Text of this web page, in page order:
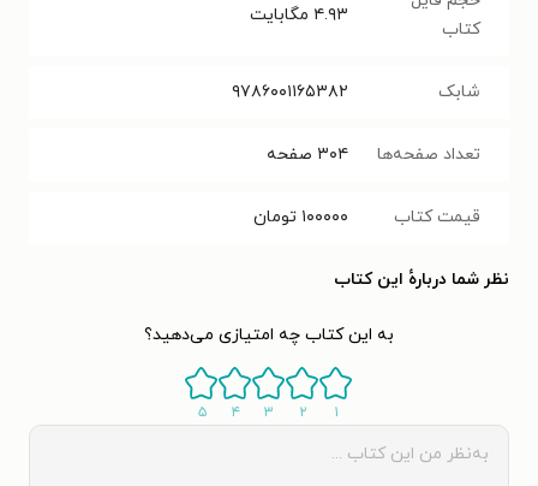
کتاب
۴.۹۳ مگابایت
شابک ۹۷۸۶۰۰۱۱۶۵۳۸۲
تعداد صفحه‌ها ۳۰۴ صفحه
قیمت کتاب ۱۰۰۰۰۰ تومان
نظر شما دربارهٔ این کتاب
به این کتاب چه امتیازی می‌دهید؟
۱ ۲ ۳ ۴ ۵